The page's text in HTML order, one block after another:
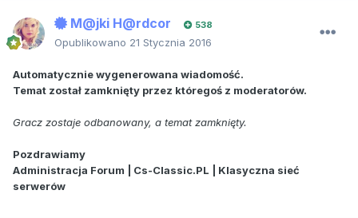
M@jki H@rdcor 538
Opublikowano 21 Stycznia 2016
Automatycznie wygenerowana wiadomość.
Temat został zamknięty przez któregoś z moderatorów.
Gracz zostaje odbanowany, a temat zamknięty.
Pozdrawiamy
Administracja Forum | Cs-Classic.PL | Klasyczna sieć
serwerów